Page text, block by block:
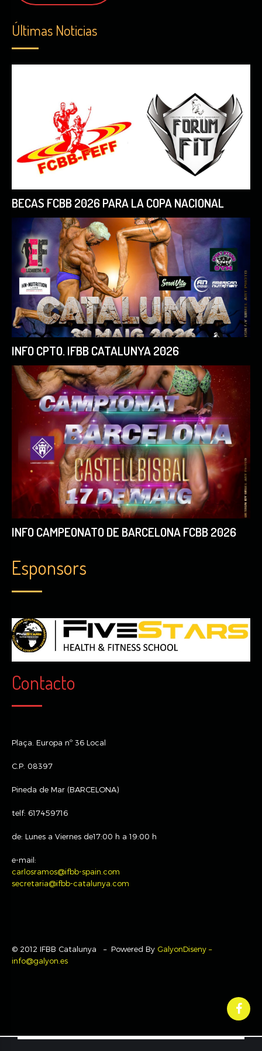
Últimas Noticias
BECAS FCBB 2026 PARA LA COPA NACIONAL
INFO CPTO. IFBB CATALUNYA 2026
INFO CAMPEONATO DE BARCELONA FCBB 2026
Esponsors
Contacto
Plaça. Europa nº 36 Local
C.P. 08397
Pineda de Mar (BARCELONA)
telf: 617459716
de: Lunes a Viernes de17:00 h a 19:00 h
e-mail:
carlosramos@ifbb-spain.com
secretaria@ifbb-catalunya.com
© 2012 IFBB Catalunya – Powered By GalyonDiseny –
info@galyon.es